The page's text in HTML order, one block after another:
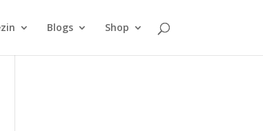
Blogs Shop